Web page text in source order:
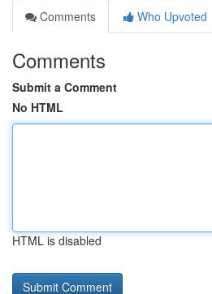
Comments
Who Upvoted
Comments
Submit a Comment
No HTML
HTML is disabled